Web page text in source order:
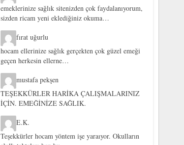
emeklerinize sağlık sitenizden çok faydalanıyorum,
sizden ricam yeni eklediğiniz okuma…
fırat uğurlu
hocam ellerinize sağlık gerçekten çok güzel emeği
geçen herkesin ellerne…
mustafa pekşen
TEŞEKKÜRLER HARİKA ÇALIŞMALARINIZ
İÇİN. EMEĞİNİZE SAĞLIK.
E.K.
Teşekkürler hocam yöntem işe yaraıyor. Okulların